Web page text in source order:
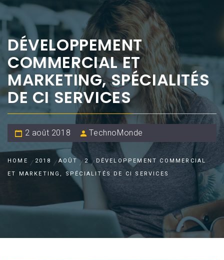
DÉVELOPPEMENT
COMMERCIAL ET
MARKETING, SPÉCIALITÉS
DE CI SERVICES
2 août 2018 TechnoMonde
HOME 2018 AOÛT 2
DÉVELOPPEMENT COMMERCIAL
ET MARKETING, SPÉCIALITÉS DE CI SERVICES